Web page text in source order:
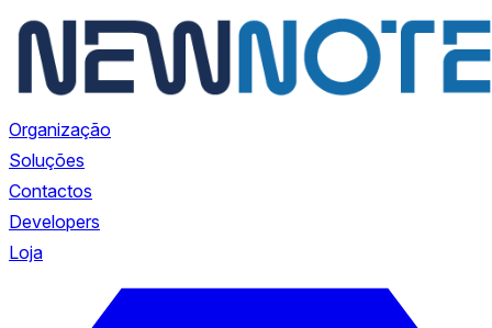
Organização
Soluções
Contactos
Developers
Loja